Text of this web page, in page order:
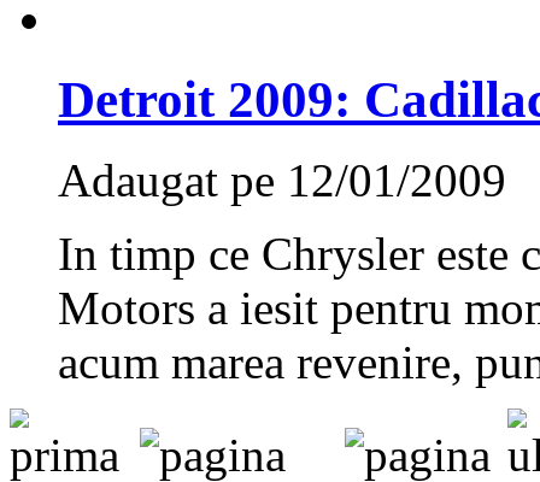
Detroit 2009:
Adaugat pe 12/01/2009
In timp ce Chrysler este
Motors a iesit pentru
acum marea revenire,